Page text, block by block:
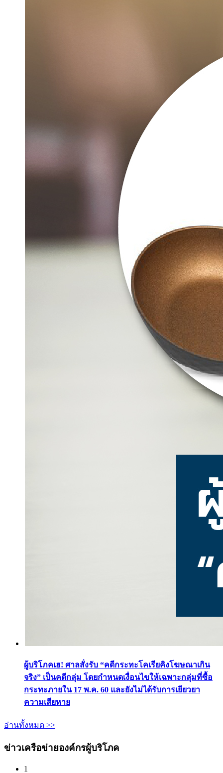
ผู้บริโภคเฮ! ศาลสั่งรับ “คดีกระทะโคเรียคิงโฆษณาเกิน
จริง” เป็นคดีกลุ่ม โดยกำหนดเงื่อนไขให้เฉพาะกลุ่มที่ซื้อ
กระทะภายใน 17 พ.ค. 60 และยังไม่ได้รับการเยียวยา
ความเสียหาย
อ่านทั้งหมด >>
ข่าวเครือข่ายองค์กรผู้บริโภค
1